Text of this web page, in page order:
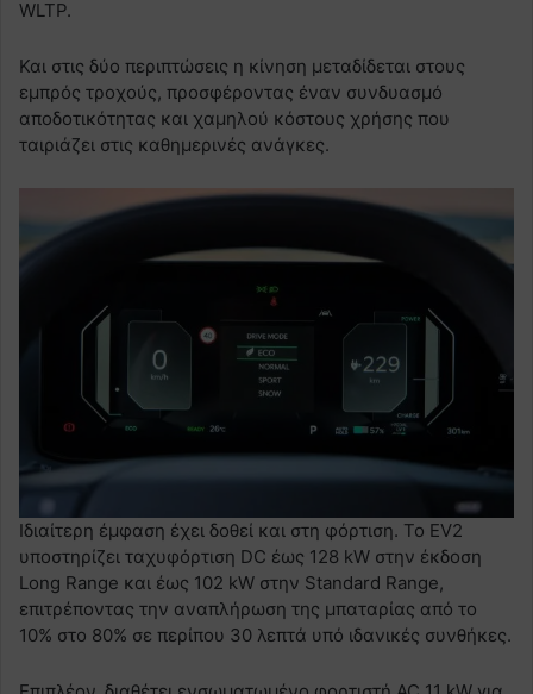
WLTP.
Και στις δύο περιπτώσεις η κίνηση μεταδίδεται στους
εμπρός τροχούς, προσφέροντας έναν συνδυασμό
αποδοτικότητας και χαμηλού κόστους χρήσης που
ταιριάζει στις καθημερινές ανάγκες.
Ιδιαίτερη έμφαση έχει δοθεί και στη φόρτιση. Το EV2
υποστηρίζει ταχυφόρτιση DC έως 128 kW στην έκδοση
Long Range και έως 102 kW στην Standard Range,
επιτρέποντας την αναπλήρωση της μπαταρίας από το
10% στο 80% σε περίπου 30 λεπτά υπό ιδανικές συνθήκες.